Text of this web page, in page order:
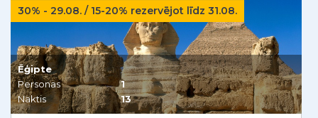
30% - 29.08. / 15-20% rezervējot līdz 31.08.
Ēģipte
Personas
1
Naktis
13